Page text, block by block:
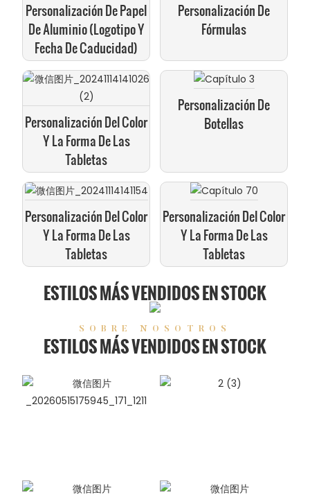
Personalización De Papel
De Aluminio (logotipo Y
Fecha De Caducidad)
Personalización De
Fórmulas
Personalización Del Color
Y La Forma De Las
Tabletas
Personalización De
Botellas
Personalización Del Color
Y La Forma De Las
Tabletas
Personalización Del Color
Y La Forma De Las
Tabletas
ESTILOS MÁS VENDIDOS EN STOCK
SOBRE NOSOTROS
ESTILOS MÁS VENDIDOS EN STOCK